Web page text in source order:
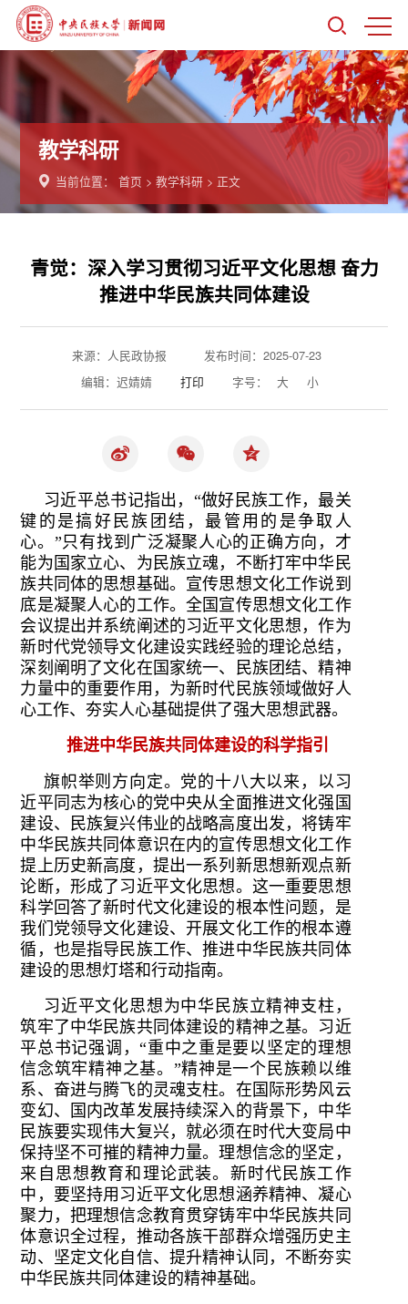
教学科研
当前位置：首页 >教学科研 > 正文
青觉：深入学习贯彻习近平文化思想 奋力
推进中华民族共同体建设
来源：人民政协报
发布时间：2025-07-23
编辑：迟婧婧
打印 字号： 大 小
习近平总书记指出，“做好民族工作，最关
键的是搞好民族团结，最管用的是争取人
心。”只有找到广泛凝聚人心的正确方向，才
能为国家立心、为民族立魂，不断打牢中华民
族共同体的思想基础。宣传思想文化工作说到
底是凝聚人心的工作。全国宣传思想文化工作
会议提出并系统阐述的习近平文化思想，作为
新时代党领导文化建设实践经验的理论总结，
深刻阐明了文化在国家统一、民族团结、精神
力量中的重要作用，为新时代民族领域做好人
心工作、夯实人心基础提供了强大思想武器。
推进中华民族共同体建设的科学指引
旗帜举则方向定。党的十八大以来，以习
近平同志为核心的党中央从全面推进文化强国
建设、民族复兴伟业的战略高度出发，将铸牢
中华民族共同体意识在内的宣传思想文化工作
提上历史新高度，提出一系列新思想新观点新
论断，形成了习近平文化思想。这一重要思想
科学回答了新时代文化建设的根本性问题，是
我们党领导文化建设、开展文化工作的根本遵
循，也是指导民族工作、推进中华民族共同体
建设的思想灯塔和行动指南。
习近平文化思想为中华民族立精神支柱，
筑牢了中华民族共同体建设的精神之基。习近
平总书记强调，“重中之重是要以坚定的理想
信念筑牢精神之基。”精神是一个民族赖以维
系、奋进与腾飞的灵魂支柱。在国际形势风云
变幻、国内改革发展持续深入的背景下，中华
民族要实现伟大复兴，就必须在时代大变局中
保持坚不可摧的精神力量。理想信念的坚定，
来自思想教育和理论武装。新时代民族工作
中，要坚持用习近平文化思想涵养精神、凝心
聚力，把理想信念教育贯穿铸牢中华民族共同
体意识全过程，推动各族干部群众增强历史主
动、坚定文化自信、提升精神认同，不断夯实
中华民族共同体建设的精神基础。